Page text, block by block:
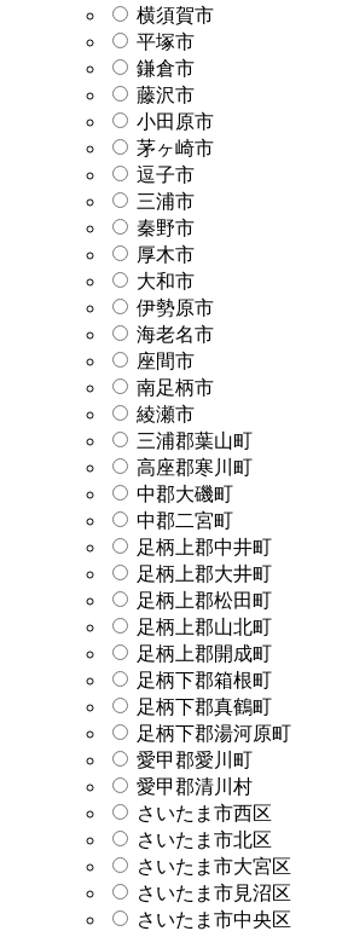
横須賀市
平塚市
鎌倉市
藤沢市
小田原市
茅ヶ崎市
逗子市
三浦市
秦野市
厚木市
大和市
伊勢原市
海老名市
座間市
南足柄市
綾瀬市
三浦郡葉山町
高座郡寒川町
中郡大磯町
中郡二宮町
足柄上郡中井町
足柄上郡大井町
足柄上郡松田町
足柄上郡山北町
足柄上郡開成町
足柄下郡箱根町
足柄下郡真鶴町
足柄下郡湯河原町
愛甲郡愛川町
愛甲郡清川村
さいたま市西区
さいたま市北区
さいたま市大宮区
さいたま市見沼区
さいたま市中央区